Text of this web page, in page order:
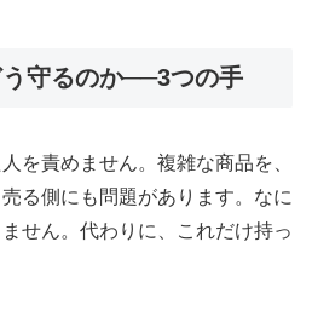
守るのか──3つの手
を責めません。複雑な商品を、
る側にも問題があります。なに
せん。代わりに、これだけ持っ